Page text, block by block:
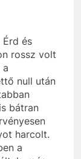
és
rossz volt
a
null után
bátran
harcolt.
a